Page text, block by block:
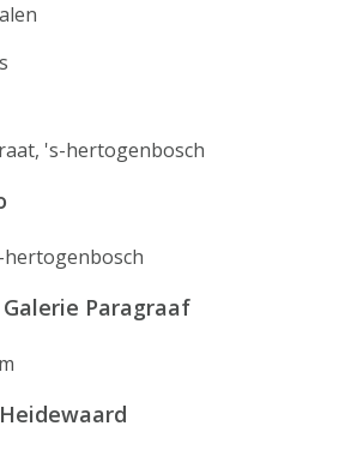
's-hertogenbosch
hertogenbosch
Paragraaf